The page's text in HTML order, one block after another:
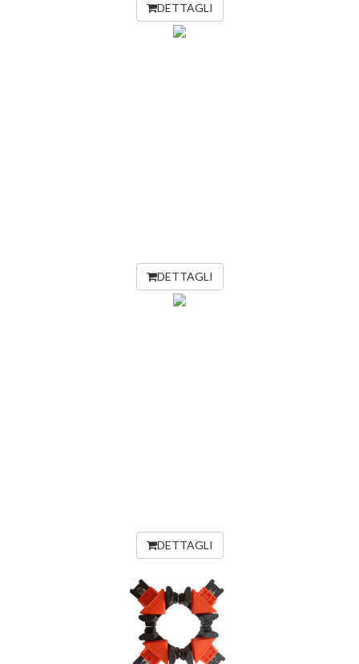
DETTAGLI
DETTAGLI
DETTAGLI